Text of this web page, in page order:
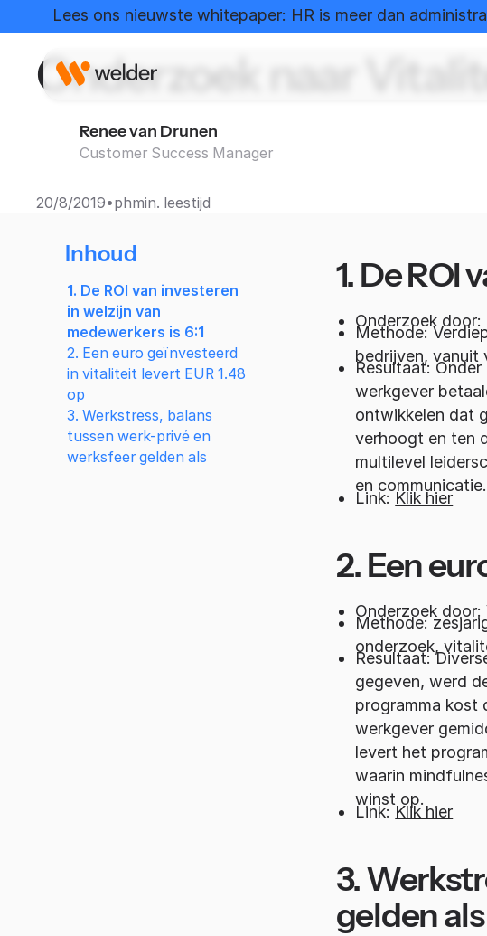
Lees ons nieuwste whitepaper: HR is meer dan
Home Kenniscentrum Onderzoek naar Vitaliteit
Onderzoek naar
Renee van Drunen
Customer Success Manager
20/8/2019•phmin. leestijd
Inhoud
1. De ROI van investeren
in welzijn van
medewerkers is 6:1
2. Een euro geïnvesteerd
in vitaliteit levert EUR 1.48
op
3. Werkstress, balans
tussen werk-privé en
werksfeer gelden als
1. De ROI
Onderzoek
Methode:
bedrijven, vanuit
Resultaat:
werkgever
ontwikkelen dat
verhoogt en ten
multilevel
en communicatie.
Link:Klik hier
2. Een
Onderzoek
Methode:
onderzoek,
Resultaat:
gegeven, werd
programma kost
werkgever
levert het
waarin
winst op.
Link:Klik hier
3.
gelden als